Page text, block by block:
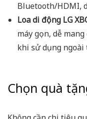
Bluetooth/HDMI,
Loa di động LG
máy gọn, dễ
khi sử dụng ngoài
Chọn quà